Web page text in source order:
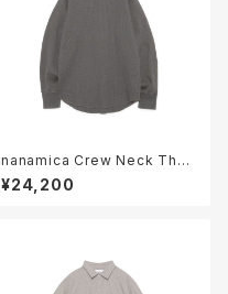
nanamica Crew Neck Ther
mal Sweat ( S25SH102 )
¥24,200